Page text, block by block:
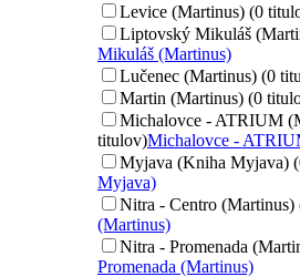
Levice (Martinus) (0
Liptovský Mikuláš
Mikuláš (Martinus)
Lučenec (Martinus) (0
Martin (Martinus) (0
Michalovce - ATRIUM
titulov)Michalovce -
Myjava (Kniha Myjava)
Myjava)
Nitra - Centro
(Martinus)
Nitra - Promenada
Promenada (Martinus)